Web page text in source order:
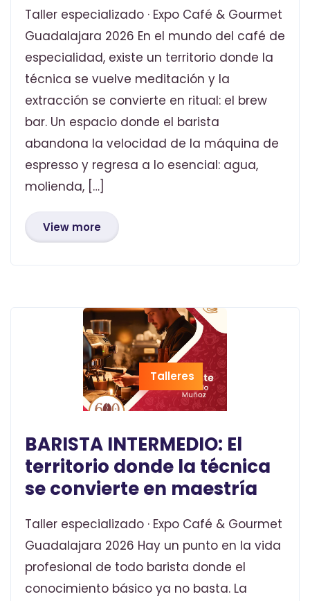
Taller especializado · Expo Café & Gourmet
Guadalajara 2026 En el mundo del café de
especialidad, existe un territorio donde la
técnica se vuelve meditación y la
extracción se convierte en ritual: el brew
bar. Un espacio donde el barista
abandona la velocidad de la máquina de
espresso y regresa a lo esencial: agua,
molienda, […]
View more
Talleres
BARISTA INTERMEDIO: El
territorio donde la técnica
se convierte en maestría
Taller especializado · Expo Café & Gourmet
Guadalajara 2026 Hay un punto en la vida
profesional de todo barista donde el
conocimiento básico ya no basta. La